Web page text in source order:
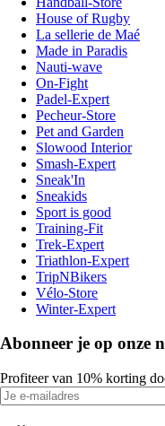
House of Rugby
La sellerie de Maé
Made in Paradis
Nauti-wave
On-Fight
Padel-Expert
Pecheur-Store
Pet and Garden
Slowood Interior
Smash-Expert
Sneak'In
Sneakids
Sport is good
Training-Fit
Trek-Expert
Triathlon-Expert
TripNBikers
Vélo-Store
Winter-Expert
Abonneer je op onze
Profiteer van 10% korting